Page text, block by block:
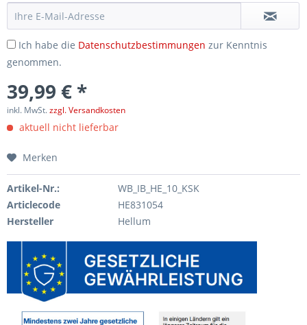
Ich habe die Datenschutzbestimmungen zur Kenntnis
genommen.
39,99 € *
inkl. MwSt.zzgl. Versandkosten
aktuell nicht lieferbar
Merken
Artikel-Nr.:
WB_IB_HE_10_KSK
Articlecode
HE831054
Hersteller
Hellum